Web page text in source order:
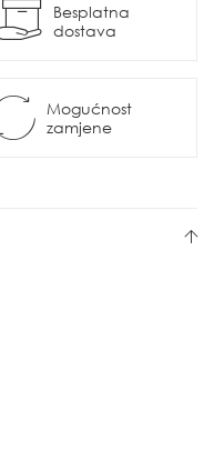
Besplatna
dostava
Mogućnost
zamjene